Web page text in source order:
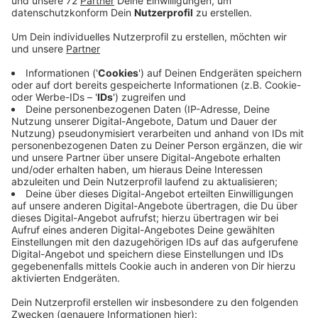
Anzeige
bei der Gemeinde so viele Großprojekte zu bearbeiten
hat, dass das Spielplatzkonzept immer wieder nach
hinten gerutscht ist. Deshalb soll sich jetzt ein
externes Fachbüro um das Spielplatzkonzept
kümmern. Sobald der Haushalt verabschiedet ist, will
die Gemeinde den Auftrag vergeben. Dass es in der
Sache endlich vorangeht, darauf warten unter anderem
Familien im Wohngebiet Grottenkamp. Der Spielplatz
hier ist schon seit dem Sommer gesperrt. Die Geräte
sind alt, marode und verrostet. Wie es hier weitergeht,
hängt von dem Spielplatzkonzept ab. Ob es jetzt
tatsächlich mit dem Spielplatzkonzept für die
Gemeinde Senden vorangeht, Radio Kiepenkerl bleibt
dran.